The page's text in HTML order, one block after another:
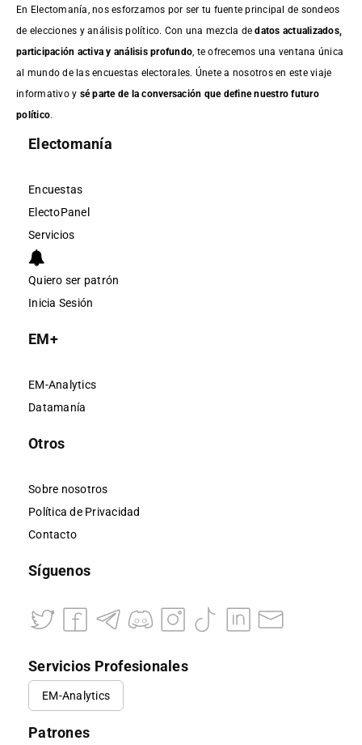
En Electomanía, nos esforzamos por ser tu fuente principal de sondeos
de elecciones y análisis político. Con una mezcla dedatos actualizados,
participación activa y análisis profundo , te ofrecemos una ventana única
al mundo de las encuestas electorales. Únete a nosotros en este viaje
informativo y sé parte de la conversación que define nuestro futuro
político.
Electomanía
Encuestas
ElectoPanel
Servicios
Quiero ser patrón
Inicia Sesión
EM+
EM-Analytics
Datamanía
Otros
Sobre nosotros
Política de Privacidad
Contacto
Síguenos
Servicios Profesionales
EM-Analytics
Patrones